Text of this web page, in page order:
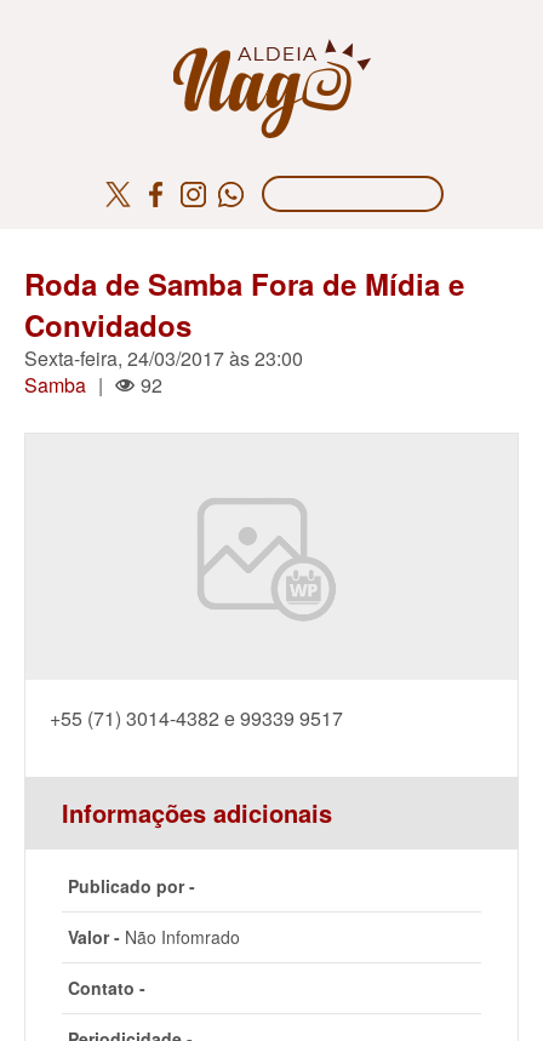
Roda de Samba Fora de Mídia e
Convidados
Sexta-feira, 24/03/2017 às 23:00
Samba | 92
+55 (71) 3014-4382 e 99339 9517
Informações adicionais
Publicado por -
Valor - Não Infomrado
Contato -